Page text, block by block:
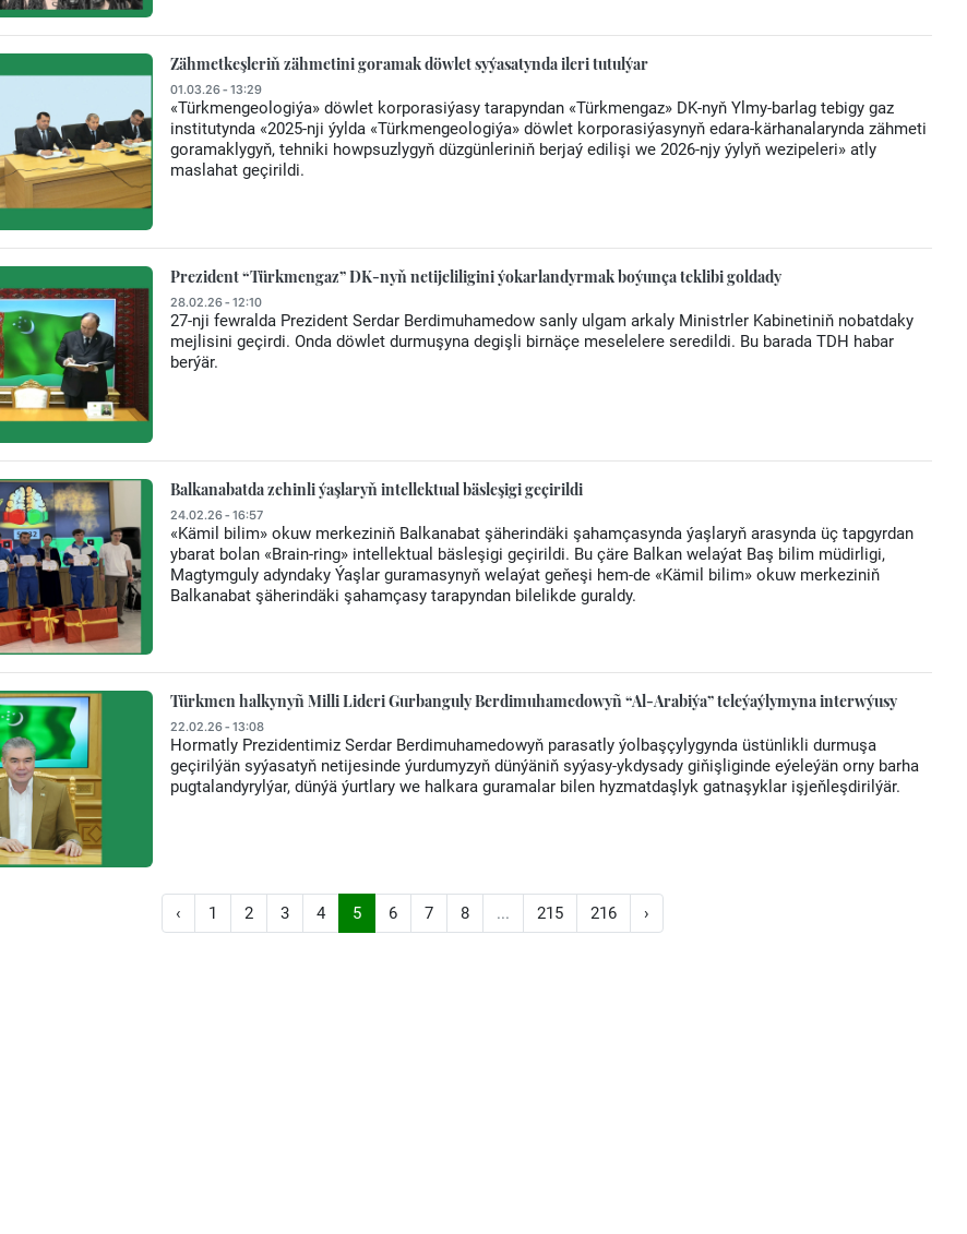
Zähmetkeşleriň zähmetini goramak döwlet syýasatynda ileri tutulýar
01.03.26 - 13:29
«Türkmengeologiýa» döwlet korporasiýasy tarapyndan «Türkmengaz» DK-nyň Ylmy-barlag tebigy gaz
institutynda «2025-nji ýylda «Türkmengeologiýa» döwlet korporasiýasynyň edara-kärhanalarynda zähmeti
goramaklygyň, tehniki howpsuzlygyň düzgünleriniň berjaý edilişi we 2026-njy ýylyň wezipeleri» atly
maslahat geçirildi.
Prezident “Türkmengaz” DK-nyň netijeliligini ýokarlandyrmak boýunça teklibi goldady
28.02.26 - 12:10
27-nji fewralda Prezident Serdar Berdimuhamedow sanly ulgam arkaly Ministrler Kabinetiniň nobatdaky
mejlisini geçirdi. Onda döwlet durmuşyna degişli birnäçe meselelere seredildi. Bu barada TDH habar
berýär.
Balkanabatda zehinli ýaşlaryň intellektual bäsleşigi geçirildi
24.02.26 - 16:57
«Kämil bilim» okuw merkeziniň Balkanabat şäherindäki şahamçasynda ýaşlaryň arasynda üç tapgyrdan
ybarat bolan «Brain-ring» intellektual bäsleşigi geçirildi. Bu çäre Balkan welaýat Baş bilim müdirligi,
Magtymguly adyndaky Ýaşlar guramasynyň welaýat geňeşi hem-de «Kämil bilim» okuw merkeziniň
Balkanabat şäherindäki şahamçasy tarapyndan bilelikde guraldy.
Türkmen halkynyñ Milli Lideri Gurbanguly Berdimuhamedowyñ “Al-Arabiýa” teleýaýlymyna interwýusy
22.02.26 - 13:08
Hormatly Prezidentimiz Serdar Berdimuhamedowyň parasatly ýolbaşçylygynda üstünlikli durmuşa
geçirilýän syýasatyň netijesinde ýurdumyzyň dünýäniň syýasy-ykdysady giňişliginde eýeleýän orny barha
pugtalandyrylýar, dünýä ýurtlary we halkara guramalar bilen hyzmatdaşlyk gatnaşyklar işjeňleşdirilýär.
‹ 1 2 3 4 5 6 7 8 ... 215 216 ›